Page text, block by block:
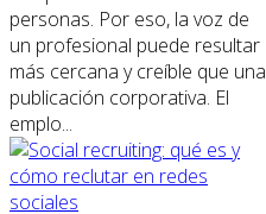
personas. Por eso, la voz de
un profesional puede resultar
más cercana y creíble que una
publicación corporativa. El
emplo...